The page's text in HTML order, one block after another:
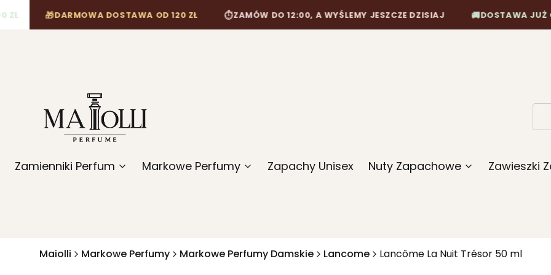
🎁DARMOWA DOSTAWA OD 120 ZŁ ⏱ZAMÓW DO 12:00, A WYŚLEMY JESZCZE DZISIAJ 🚚DOSTAWA JUŻ OD 10,90
Zamienniki Perfum Markowe Perfumy Zapachy Unisex Nuty Zapachowe Zawieszki
Maiolli Markowe Perfumy Markowe Perfumy Damskie Lancome Lancôme La Nuit Trésor 50 ml